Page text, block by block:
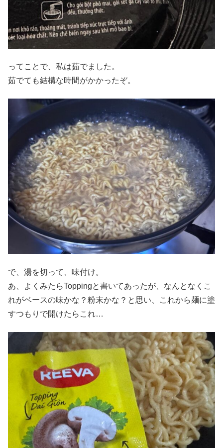
ってことで、私は茹でました。
茹でても結構な時間がかかったぞ。
で、湯を切って、味付け。
あ、よくみたらToppingと書いてあったが、なんとなくこ
れがベースの味かな？粉末かな？と思い、これから麺に塗
すつもりで開けたらこれ…